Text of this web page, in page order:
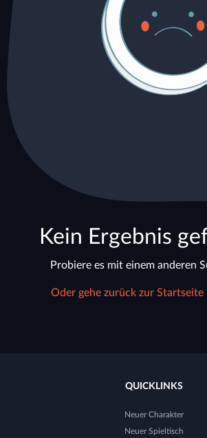
Kein Ergebnis
Probiere es mit einem anderen
Oder gehe zurück zur Startseite
QUICKLINKS
Neuer Charakter
Neuer Spieltisch